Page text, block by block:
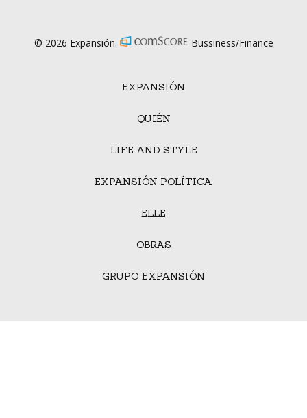
EXPANSIÓN
QUIÉN
LIFE AND STYLE
EXPANSIÓN POLÍTICA
ELLE
OBRAS
GRUPO EXPANSIÓN
© 2026 Expansión. Bussiness/Finance